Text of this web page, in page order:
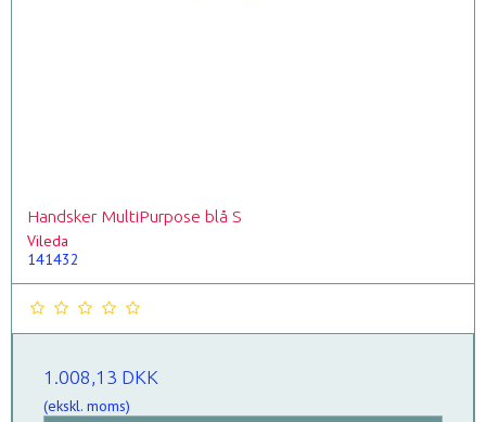
Handsker MultiPurpose blå S
Vileda
141432
1.008,13 DKK
(ekskl. moms)